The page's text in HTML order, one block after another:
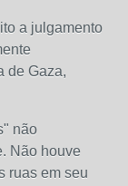
a julgamento
de Gaza,
não
Não houve
ruas em seu